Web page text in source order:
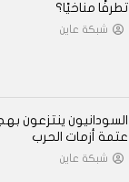
تطرفًا مناخيًا؟
شبكة عاين
السودانيون ينتزعون
عتمة أزمات الحرب
شبكة عاين